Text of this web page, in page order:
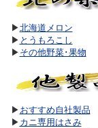
▶北海道メロン
▶ とうもろこし
▶ その他野菜･果物
▶ おすすめ自社製品
▶ カニ専用はさみ